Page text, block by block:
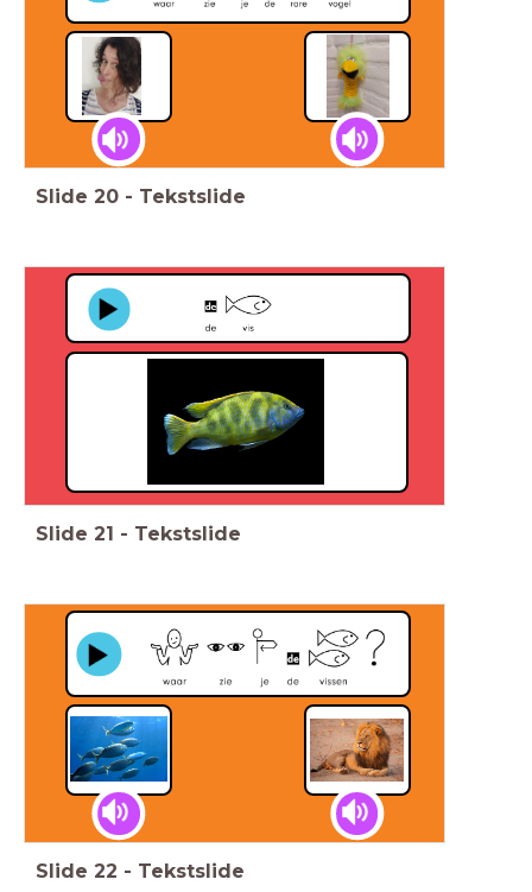
Slide 20 - Tekstslide
Slide 21 - Tekstslide
Slide 22 - Tekstslide